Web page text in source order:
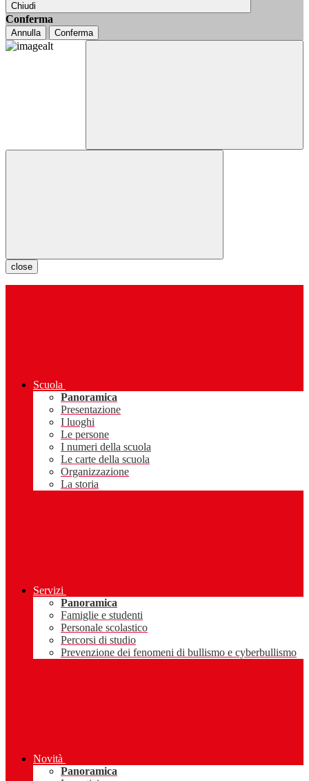
Chiudi
Conferma
Annulla Conferma
close
Scuola
Panoramica
Presentazione
I luoghi
Le persone
I numeri della scuola
Le carte della scuola
Organizzazione
La storia
Servizi
Panoramica
Famiglie e studenti
Personale scolastico
Percorsi di studio
Prevenzione dei fenomeni di bullismo e cyberbullismo
Novità
Panoramica